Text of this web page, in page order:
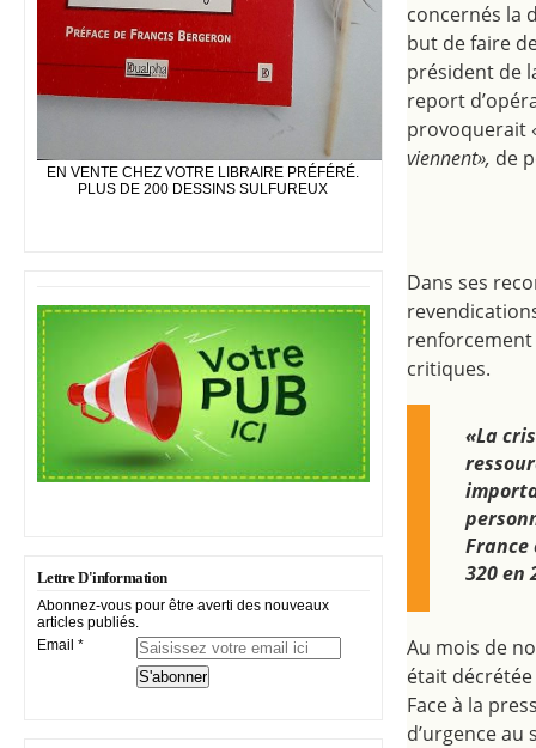
EN VENTE CHEZ VOTRE LIBRAIRE PRÉFÉRÉ.
PLUS DE 200 DESSINS SULFUREUX
Lettre D'information
Abonnez-vous pour être averti des nouveaux
articles publiés.
Email
concernés la
but de faire
président de
report
provoquerait
viennent», de
​Dans ses
critiques.
«La
320 en
Au mois de
était
Face à la
d’urgence